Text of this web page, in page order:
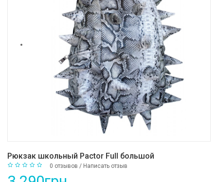
Рюкзак школьный Pactor Full большой
0 отзывов / Написать отзыв